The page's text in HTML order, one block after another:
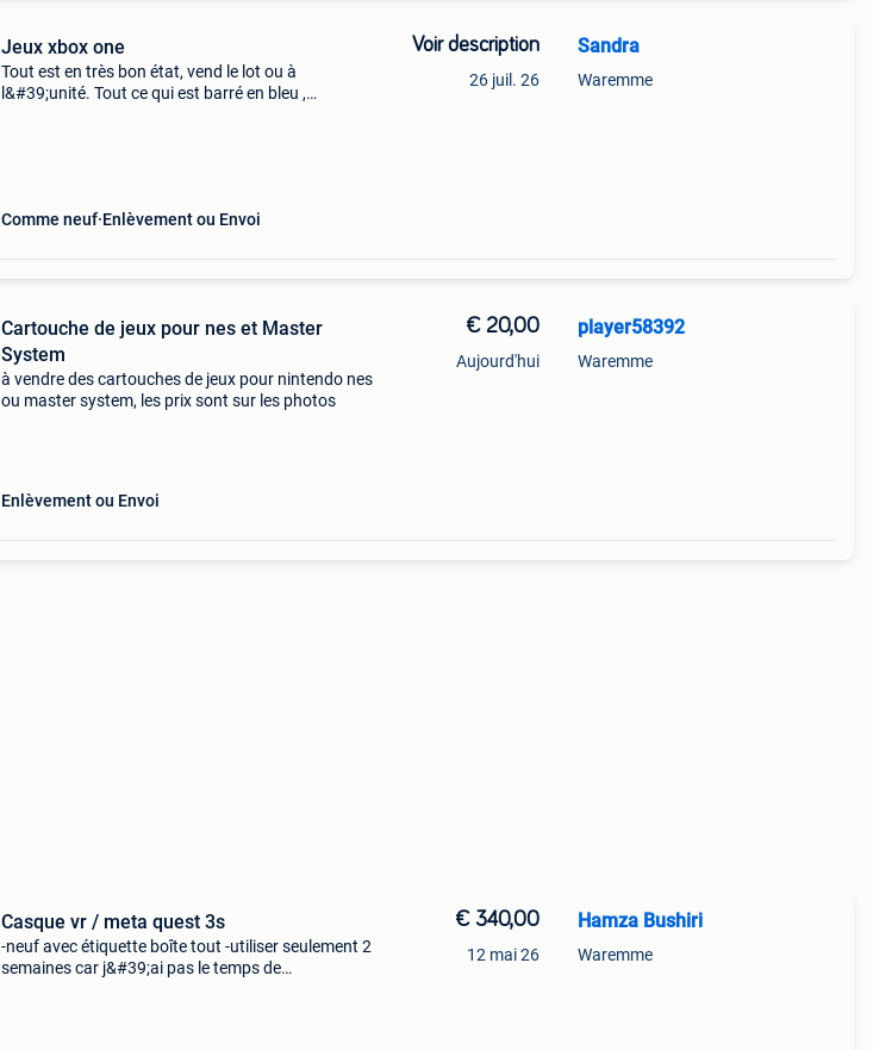
Jeux xbox one
Tout est en très bon état, vend le lot ou à
l&#39;unité. Tout ce qui est barré en bleu ,
Comme neuf Enlèvement ou Envoi
Voir description
26 juil. 26
Sandra
Waremme
Cartouche de jeux pour nes et Master
System
à vendre des cartouches de jeux pour nintendo nes
ou master system, les prix sont sur les photos
Enlèvement ou Envoi
€ 20,00
Aujourd'hui
player58392
Waremme
Casque vr / meta quest 3s
-neuf avec étiquette boîte tout -utiliser seulement 2
semaines car j&#39;ai pas le temps de
€ 340,00
12 mai 26
Hamza Bushiri
Waremme